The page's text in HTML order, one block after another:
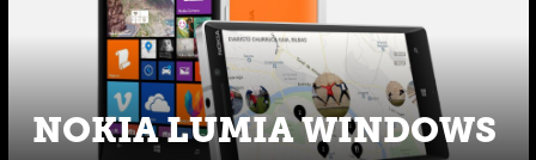
NOKIA LUMIA WINDOWS